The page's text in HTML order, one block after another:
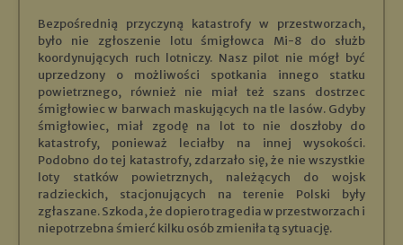
Bezpośrednią przyczyną katastrofy w przestworzach,
było nie zgłoszenie lotu śmigłowca Mi-8 do służb
koordynujących ruch lotniczy. Nasz pilot nie mógł być
uprzedzony o możliwości spotkania innego statku
powietrznego, również nie miał też szans dostrzec
śmigłowiec w barwach maskujących na tle lasów. Gdyby
śmigłowiec, miał zgodę na lot to nie doszłoby do
katastrofy, ponieważ leciałby na innej wysokości.
Podobno do tej katastrofy, zdarzało się, że nie wszystkie
loty statków powietrznych, należących do wojsk
radzieckich, stacjonujących na terenie Polski były
zgłaszane. Szkoda, że dopiero tragedia w przestworzach i
niepotrzebna śmierć kilku osób zmieniła tą sytuację.